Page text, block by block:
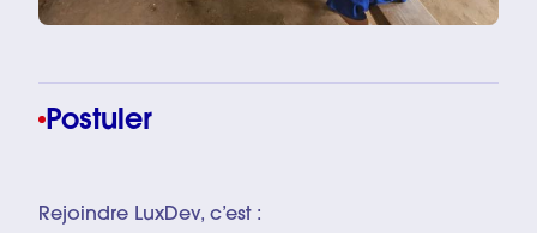
Postuler
Rejoindre LuxDev, c’est :